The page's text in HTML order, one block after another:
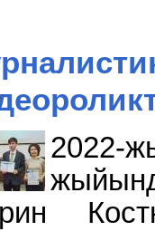
2022-